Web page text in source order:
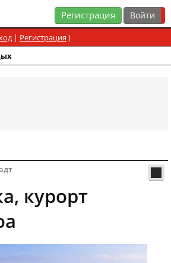
Регистрация
| Регистрация )
курорт